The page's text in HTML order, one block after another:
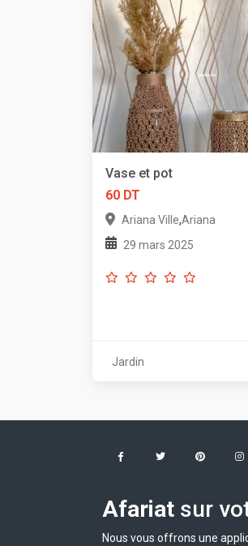
Vase et pot
60 DT
Ariana Ville,Ariana
29 mars 2025
Jardin
Afariat sur
Nous vous offrons une